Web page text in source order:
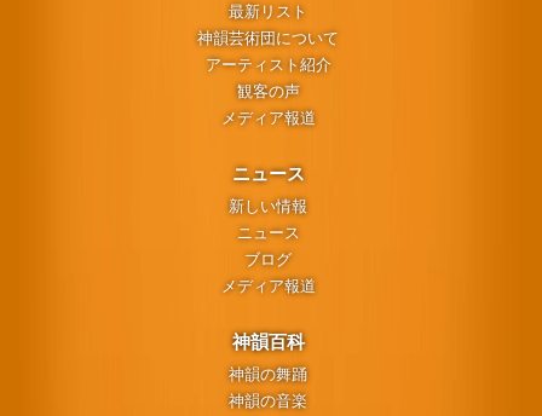
最新リスト
神韻芸術団について
アーティスト紹介
観客の声
メディア報道
ニュース
新しい情報
ニュース
ブログ
メディア報道
神韻百科
神韻の舞踊
神韻の音楽